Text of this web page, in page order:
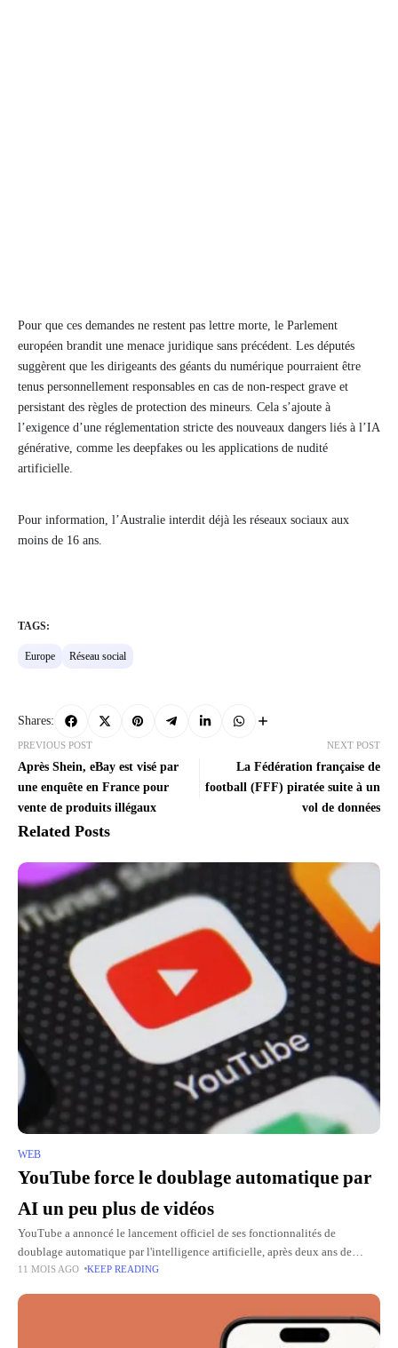
Pour que ces demandes ne restent pas lettre morte, le Parlement
européen brandit une menace juridique sans précédent. Les députés
suggèrent que les dirigeants des géants du numérique pourraient être
tenus personnellement responsables en cas de non-respect grave et
persistant des règles de protection des mineurs. Cela s’ajoute à
l’exigence d’une réglementation stricte des nouveaux dangers liés à l’IA
générative, comme les deepfakes ou les applications de nudité
artificielle.
Pour information, l’Australie interdit déjà les réseaux sociaux aux
moins de 16 ans.
TAGS:
Europe Réseau social
Shares:
PREVIOUS POST
Après Shein, eBay est visé par
une enquête en France pour
vente de produits illégaux
NEXT POST
La Fédération française de
football (FFF) piratée suite à un
vol de données
Related Posts
WEB
YouTube force le doublage automatique par
AI un peu plus de vidéos
YouTube a annoncé le lancement officiel de ses fonctionnalités de
doublage automatique par l'intelligence artificielle, après deux ans de
phase pilote. Cette nouveauté permet aux millions de créateurs d'avoir
11 MOIS AGO KEEP READING